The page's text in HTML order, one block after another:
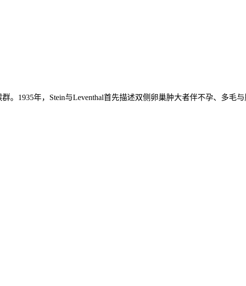
。1935年，Stein与Leventhal首先描述双侧卵巢肿大者伴不孕、多毛